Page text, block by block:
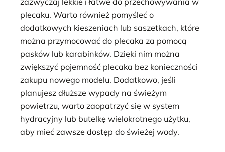
plecaku. Warto również pomyśleć o
dodatkowych kieszeniach lub saszetkach, które
można przymocować do plecaka za pomocą
pasków lub karabinków. Dzięki nim można
zwiększyć pojemność plecaka bez konieczności
zakupu nowego modelu. Dodatkowo, jeśli
planujesz dłuższe wypady na świeżym
powietrzu, warto zaopatrzyć się w system
hydracyjny lub butelkę wielokrotnego użytku,
aby mieć zawsze dostęp do świeżej wody.